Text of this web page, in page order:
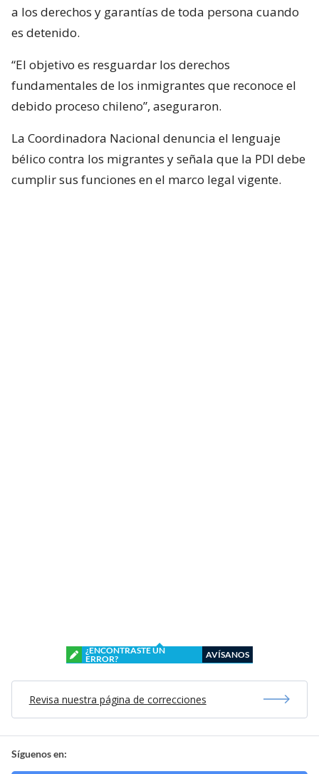
a los derechos y garantías de toda persona cuando
es detenido.
“El objetivo es resguardar los derechos
fundamentales de los inmigrantes que reconoce el
debido proceso chileno”, aseguraron.
La Coordinadora Nacional denuncia el lenguaje
bélico contra los migrantes y señala que la PDI debe
cumplir sus funciones en el marco legal vigente.
¿ENCONTRASTE UN
ERROR?
AVÍSANOS
Revisa nuestra página de correcciones
Síguenos en: